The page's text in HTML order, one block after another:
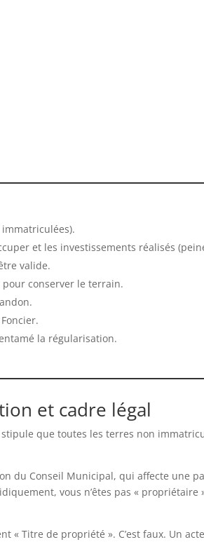
et les investissements réalisés
valide.
conserver le terrain.
la régularisation.
et cadre légal
que toutes les terres non
du Conseil Municipal, qui affecte une
vous n’êtes pas « propriétaire
« Titre de propriété ». C’est faux. Un